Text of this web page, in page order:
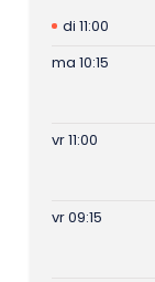
di 11:00
ma 10:15
vr 11:00
vr 09:15